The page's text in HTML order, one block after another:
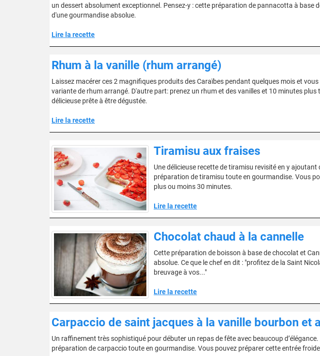
un dessert absolument exceptionnel. Pensez-y : cette préparation de pannacotta à base
d'une gourmandise absolue.
Lire la recette
Rhum à la vanille (rhum arrangé)
Laissez macérer ces 2 magnifiques produits des Caraïbes pendant quelques mois et
variante de rhum arrangé. D'autre part: prenez un rhum et des vanilles et 10 minutes
délicieuse prête à être dégustée.
Lire la recette
Tiramisu aux fraises
Une délicieuse recette de tiramisu revisité en y ajoutant
préparation de tiramisu toute en gourmandise. Vous
plus ou moins 30 minutes.
Lire la recette
Chocolat chaud à la cannelle
Cette préparation de boisson à base de chocolat et
absolue. Ce que le chef en dit : "profitez de la Saint
breuvage à vos..."
Lire la recette
Carpaccio de saint jacques à la vanille bourbon et
Un raffinement très sophistiqué pour débuter un repas de fête avec beaucoup
préparation de carpaccio toute en gourmandise. Vous pouvez préparer cette entrée